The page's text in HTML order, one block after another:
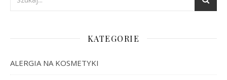
KATEGORIE
ALERGIA NA KOSMETYKI